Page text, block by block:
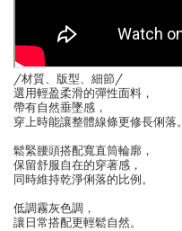
/材質、版型、細節/
選用輕盈柔滑的彈性面料，
帶有自然垂墜感，
穿上時能讓整體線條更修長俐落。
鬆緊腰頭搭配寬直筒輪廓，
保留舒服自在的穿著感，
同時維持乾淨俐落的比例。
低調霧灰色調，
讓日常搭配更輕鬆自然。